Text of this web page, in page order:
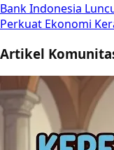
Bank Indonesia
Perkuat Ekonomi
Artikel